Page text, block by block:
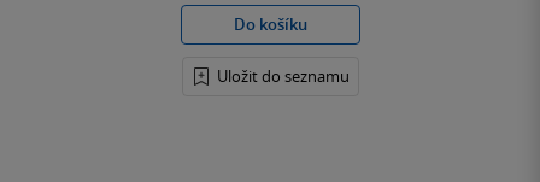
Do košíku
Uložit do seznamu